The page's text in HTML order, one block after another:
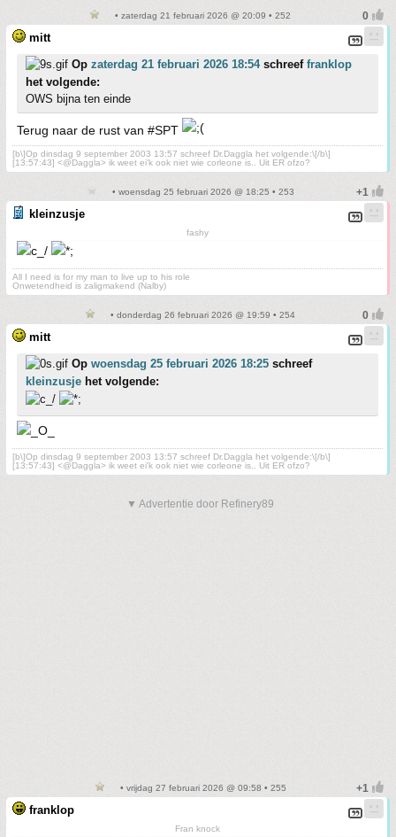
• zaterdag 21 februari 2026 @ 20:09 • 252
mitt
Op zaterdag 21 februari 2026 18:54schreef franklop
het volgende:
OWS bijna ten einde
Terug naar de rust van #SPT
[b\]Op dinsdag 9 september 2003 13:57 schreef Dr.Daggla het volgende:\[/b\]
[13:57:43] <@Daggla> ik weet ei'k ook niet wie corleone is.. Uit ER ofzo?
• woensdag 25 februari 2026 @ 18:25 • 253
kleinzusje
fashy
All I need is for my man to live up to his role
Onwetendheid is zaligmakend (Nalby)
• donderdag 26 februari 2026 @ 19:59 • 254
mitt
Op woensdag 25 februari 2026 18:25 schreef
kleinzusje het volgende:
[b\]Op dinsdag 9 september 2003 13:57 schreef Dr.Daggla het volgende:\[/b\]
[13:57:43] <@Daggla> ik weet ei'k ook niet wie corleone is.. Uit ER ofzo?
▼ Advertentie door Refinery89
• vrijdag 27 februari 2026 @ 09:58 • 255
franklop
Fran knock